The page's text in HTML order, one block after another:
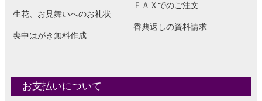
生花、お見舞いへのお礼状
喪中はがき無料作成
ＦＡＸでのご注文
香典返しの資料請求
お支払いについて